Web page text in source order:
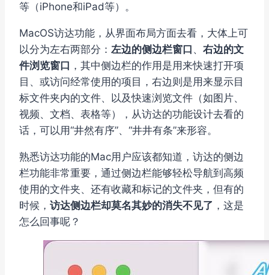
等（iPhone和iPad等）。
MacOS访达功能，从界面布局方面去看，大体上可
以分为左右两部分： 左边的侧边栏窗口 、 右边的文
件浏览窗口 ，其中侧边栏的作用是用来快速打开项
目、或访问经常使用的项目，右边则是用来显示目
标文件夹内的文件、以及快速浏览文件（如图片、
视频、文档、表格等），从访达的功能设计去看的
话，可以用“井然有序”、“井井有条”来形容。
熟悉访达功能的Mac用户应该都知道，访达的侧边
栏功能非常重要，通过侧边栏能够轻松导航到高频
使用的文件夹、还有收藏和标记的文件夹，但有的
时候， 访达侧边栏却莫名其妙的消失不见了 ，这是
怎么回事呢？